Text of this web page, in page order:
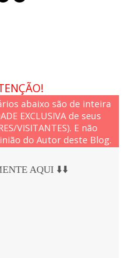
abaixo são de inteira
EXCLUSIVA de seus
VISITANTES). E não
do Autor deste Blog.
AQUI ⬇️⬇️